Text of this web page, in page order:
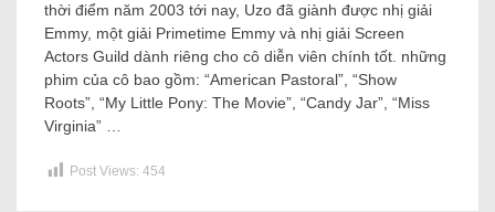
thời điểm năm 2003 tới nay, Uzo đã giành được nhị giải
Emmy, một giải Primetime Emmy và nhị giải Screen
Actors Guild dành riêng cho cô diễn viên chính tốt. những
phim của cô bao gồm: “American Pastoral”, “Show
Roots”, “My Little Pony: The Movie”, “Candy Jar”, “Miss
Virginia” …
Post Views: 454